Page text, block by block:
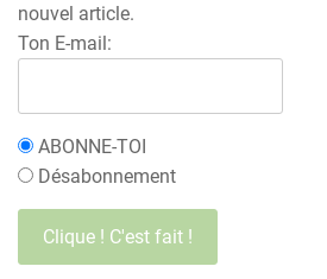
nouvel article.
Ton E-mail:
ABONNE-TOI
Désabonnement